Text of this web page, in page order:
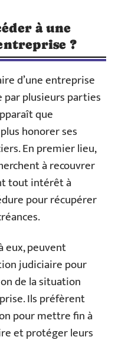
à une
?
d’une entreprise
plusieurs parties
que
honorer ses
En premier lieu,
à recouvrer
tout intérêt à
pour récupérer
eux, peuvent
judiciaire pour
de la situation
Ils préfèrent
pour mettre fin à
et protéger leurs